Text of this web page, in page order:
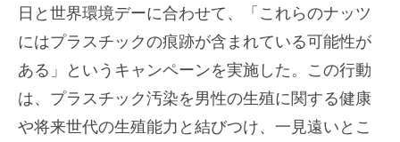
日と世界環境デーに合わせて、「これらのナッツ
にはプラスチックの痕跡が含まれている可能性が
ある」というキャンペーンを実施した。この行動
は、プラスチック汚染を男性の生殖に関する健康
や将来世代の生殖能力と結びつけ、一見遠いとこ